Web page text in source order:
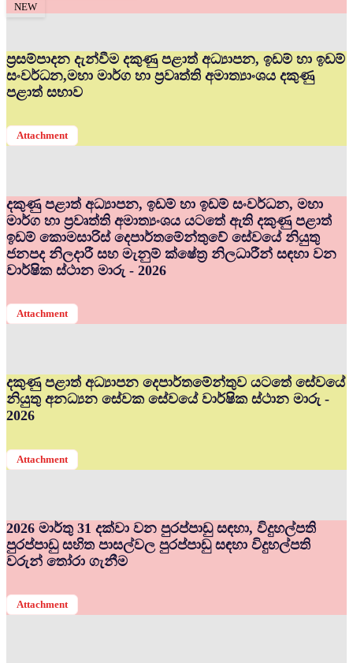
NEW
ප්‍රසම්පාදන දැන්වීම දකුණු පළාත් අධ්‍යාපන, ඉඩම් හා ඉඩම්
සංවර්ධන,මහා මාර්ග හා ප්‍රවෘත්ති අමාත්‍යාංශය දකුණු
පළාත් සභාව
Attachment
දකුණු පළාත් අධ්‍යාපන, ඉඩම් හා ඉඩම් සංවර්ධන, මහා
මාර්ග හා ප්‍රවෘත්ති අමාත්‍යංශය යටතේ ඇති දකුණු පළාත්
ඉඩම් කොමසාරිස් දෙපාර්තමේන්තුවේ සේවයේ නියුතු
ජනපද නිලදාරී සහ මැනුම් ක්ෂේත්‍ර නිලධාරීන් සඳහා වන
වාර්ෂික ස්ථාන මාරු - 2026
Attachment
දකුණු පළාත් අධ්‍යාපන දෙපාර්තමේන්තුව යටතේ සේවයේ
නියුතු අනධ්‍යන සේවක සේවයේ වාර්ෂික ස්ථාන මාරු -
2026
Attachment
2026 මාර්තු 31 දක්වා වන පුරප්පාඩු සඳහා, විදුහල්පති
පුරප්පාඩු සහිත පාසල්වල පුරප්පාඩු සඳහා විදුහල්පති
වරුන් තෝරා ගැනීම
Attachment